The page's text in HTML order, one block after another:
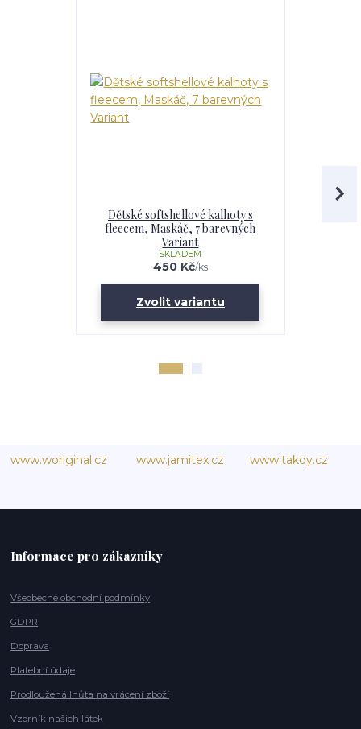
Dětské softshellové kalhoty s
fleecem, Maskáč, 7 barevných
Variant
450 Kč/ks
SKLADEM
Zvolit variantu
www.woriginal.cz www.jamitex.cz www.takoy.cz
Informace pro zákazníky
Všeobecné obchodní podmínky
GDPR
Doprava
Platební údaje
Prodloužená lhůta na vrácení zboží
Vzorník našich látek